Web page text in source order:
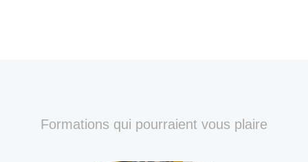
Formations qui pourraient vous plaire